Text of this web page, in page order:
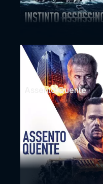
Assento Quente